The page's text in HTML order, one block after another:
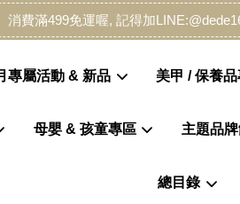
消費滿499免運喔, 記得加
專屬活動 & 新品 美甲 / 保養
母嬰 & 孩童專區 主題品
總目錄